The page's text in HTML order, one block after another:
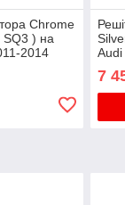
Chrome
SQ3 ) на
2014
року
7